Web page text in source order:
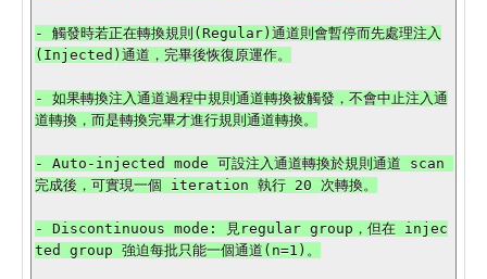
- 觸發時若正在轉換規則(Regular)通道則會暫停而先處理注入
(Injected)通道，完畢後恢復原運作。
- 如果轉換注入通道過程中規則通道轉換被觸發，不會中止注入通
道轉換，而是轉換完畢才進行規則通道轉換。
- Auto-injected mode 可設注入通道轉換於規則通道 scan
完成後，可實現一個 iteration 執行 20 次轉換。
- Discontinuous mode: 見regular group，但在 injec
ted group 強迫每批只能一個通道(n=1)。